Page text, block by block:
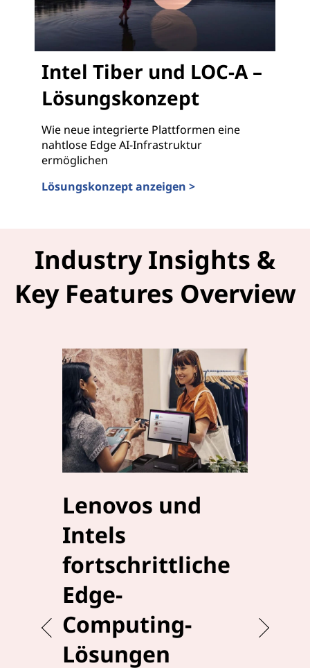
Intel Tiber und LOC-A –
Lösungskonzept
Wie neue integrierte Plattformen eine
nahtlose Edge AI-Infrastruktur
ermöglichen
Lösungskonzept anzeigen >
Industry Insights &
Key Features Overview
Lenovos und
Intels
fortschrittliche
Edge-
Computing-
Lösungen
Lenovo